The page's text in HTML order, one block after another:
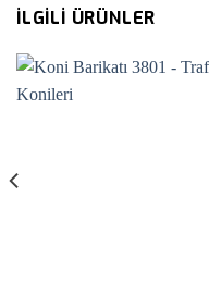
İLGILI ÜRÜNLER